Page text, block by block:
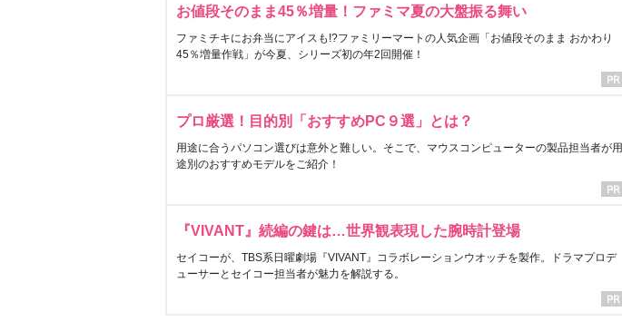
お値段そのまま45％増量！ファミマ夏の大盤振る舞い
ファミチキにお弁当にアイスも!?ファミリーマートの人気企画「お値段そのまま おかわり
45％増量作戦」が今夏、シリーズ初の年2回開催！
プロ厳選！目的別「おすすめPC９選」とは？
用途に合うパソコン選びは意外と難しい。そこで、マウスコンピューターの製品担当者が用
途別のおすすめモデルをご紹介！
『VIVANT』続編の鍵は…世界観表現した腕時計登場
セイコーが、TBS系日曜劇場『VIVANT』コラボレーションウオッチを製作。ドラマプロデ
ューサーとセイコー担当者が魅力を解説する。